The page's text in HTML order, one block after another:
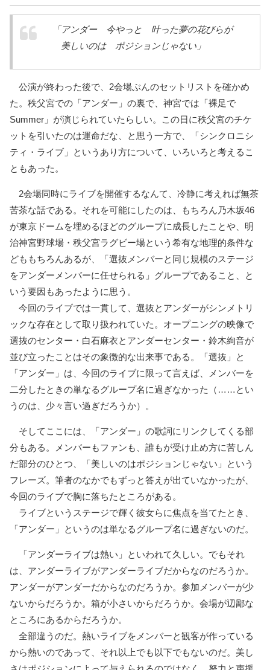
「アンダー 今やっと 叶った夢の花びらが
美しいのは ポジションじゃない」
公演が終わった後で、2会場ぶんのセットリストを確かめ
た。秩父宮での「アンダー」の裏で、神宮では「裸足で
Summer」が演じられていたらしい。この日に秩父宮のチケ
ットを引いたのは運命だな、と思う一方で、「シンクロニシ
ティ・ライブ」というあり方について、いろいろと考えるこ
ともあった。
2会場同時にライブを開催するなんて、冷静に考えれば無茶
苦茶な話である。それを可能にしたのは、もちろん乃木坂46
が東京ドームを埋めるほどのグループに成長したことや、明
治神宮野球場・秩父宮ラグビー場という希有な地理的条件な
どももちろんあるが、「選抜メンバーと同じ規模のステージ
をアンダーメンバーに任せられる」グループであること、と
いう要因もあったように思う。
今回のライブでは一貫して、選抜とアンダーがシンメトリ
ックな存在として取り扱われていた。オープニングの映像で
選抜のセンター・白石麻衣とアンダーセンター・鈴木絢音が
並び立ったことはその象徴的な出来事である。「選抜」と
「アンダー」は、今回のライブに限って言えば、メンバーを
二分したときの単なるグループ名に過ぎなかった（……とい
うのは、少々言い過ぎだろうか）。
そしてここには、「アンダー」の歌詞にリンクしてくる部
分もある。メンバーもファンも、誰もが受け止め方に苦しん
だ部分のひとつ、「美しいのはポジションじゃない」という
フレーズ。筆者のなかでもずっと答えが出ていなかったが、
今回のライブで胸に落ちたところがある。
ライブというステージで輝く彼女らに焦点を当てたとき、
「アンダー」というのは単なるグループ名に過ぎないのだ。
「アンダーライブは熱い」といわれて久しい。でもそれ
は、アンダーライブがアンダーライブだからなのだろうか。
アンダーがアンダーだからなのだろうか。参加メンバーが少
ないからだろうか。箱が小さいからだろうか。会場が辺鄙な
ところにあるからだろうか。
全部違うのだ。熱いライブをメンバーと観客が作っている
から熱いのであって、それ以上でも以下でもないのだ。美し